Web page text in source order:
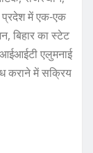
प्रदेश में एक-एक
बिहार का स्टेट
एलुमनाई
कराने में सक्रिय